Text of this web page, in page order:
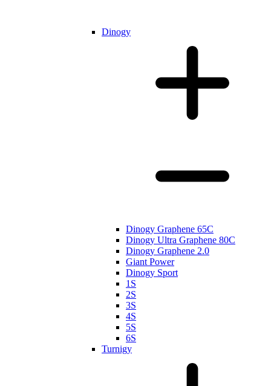
Dinogy
Dinogy Graphene 65C
Dinogy Ultra Graphene 80C
Dinogy Graphene 2.0
Giant Power
Dinogy Sport
1S
2S
3S
4S
5S
6S
Turnigy